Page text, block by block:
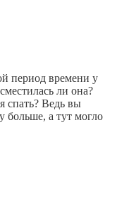
период времени у
ли она?
спать? Ведь вы
больше, а тут могло